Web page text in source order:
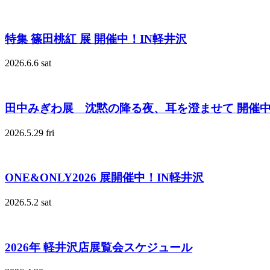
特集 篠田桃紅 展 開催中！IN軽井沢
2026.6.6 sat
田中みぎわ展 沈黙の降る夜、耳を澄ませて 開催
2026.5.29 fri
ONE&ONLY2026 展開催中！IN軽井沢
2026.5.2 sat
2026年 軽井沢店展覧会スケジュール